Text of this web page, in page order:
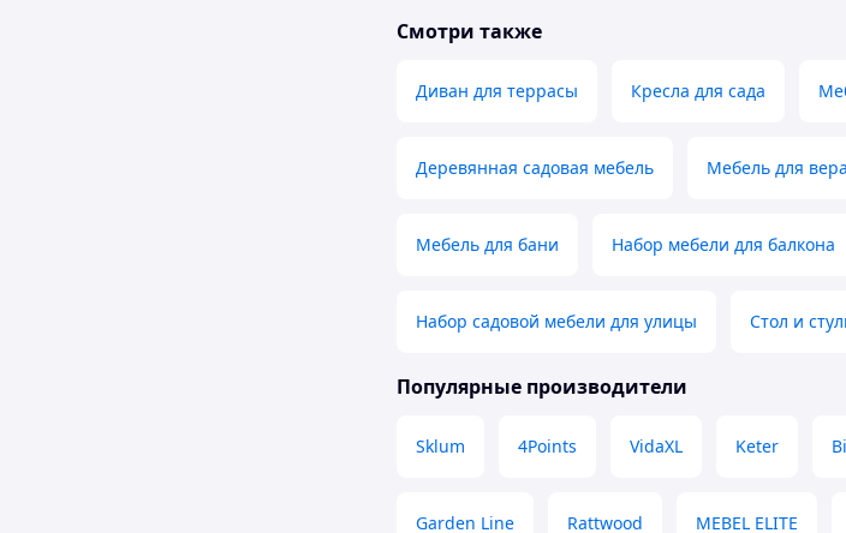
Смотри также
Диван для террасы Кресла для сада
Деревянная садовая мебель Мебель для
Мебель для бани Набор мебели для балкона
Набор садовой мебели для улицы Стол и
Популярные производители
Sklum 4Points VidaXL Keter
Garden Line Rattwood MEBEL ELITE